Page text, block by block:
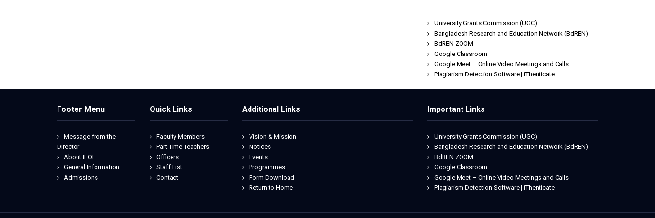
University Grants Commission (UGC)
Bangladesh Research and Education Network (BdREN)
BdREN ZOOM
Google Classroom
Google Meet – Online Video Meetings and Calls
Plagiarism Detection Software | iThenticate
Footer Menu
Message from the
Director
About IEOL
General Information
Admissions
Quick Links
Faculty Members
Part Time Teachers
Officers
Staff List
Contact
Additional Links
Vision & Mission
Notices
Events
Programmes
Form Download
Return to Home
Important Links
University Grants Commission (UGC)
Bangladesh Research and Education Network (BdREN)
BdREN ZOOM
Google Classroom
Google Meet – Online Video Meetings and Calls
Plagiarism Detection Software | iThenticate